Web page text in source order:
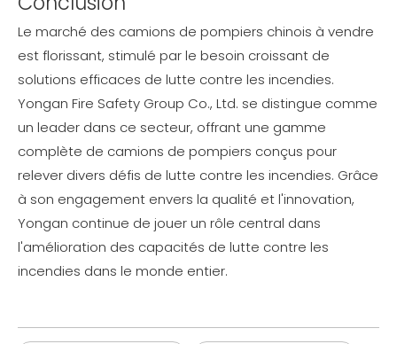
Le marché des camions de pompiers chinois à vendre
est florissant, stimulé par le besoin croissant de
solutions efficaces de lutte contre les incendies.
Yongan Fire Safety Group Co., Ltd. se distingue comme
un leader dans ce secteur, offrant une gamme
complète de camions de pompiers conçus pour
relever divers défis de lutte contre les incendies. Grâce
à son engagement envers la qualité et l'innovation,
Yongan continue de jouer un rôle central dans
l'amélioration des capacités de lutte contre les
incendies dans le monde entier.